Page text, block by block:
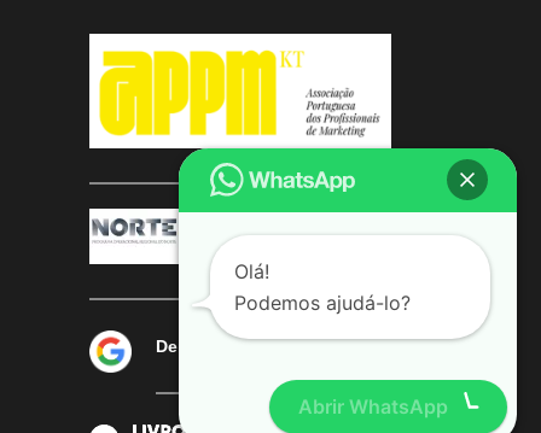
Deixe-nos a sua avaliação
Abrir WhatsApp
Olá!
Podemos ajudá-lo?